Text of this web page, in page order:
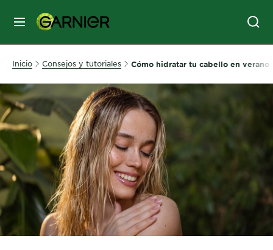
MENÚ
SKIN
HAIR
CARE
STYLING
HAIR
COLOR
SERVICES
Inicio Consejos y tutoriales Cómo hidratar tu cabello en verano